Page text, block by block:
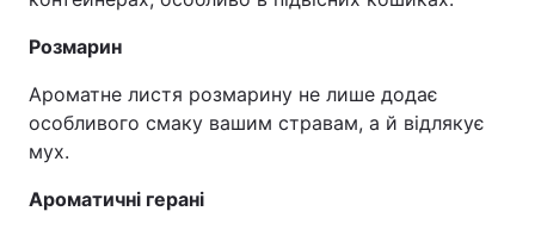
Розмарин
Ароматне листя розмарину не лише додає
особливого смаку вашим стравам, а й відлякує
мух.
Ароматичні герані